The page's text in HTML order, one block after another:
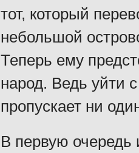
тот, который
небольшой
Теперь ему
народ. Ведь уйти
пропускает ни
В первую очередь